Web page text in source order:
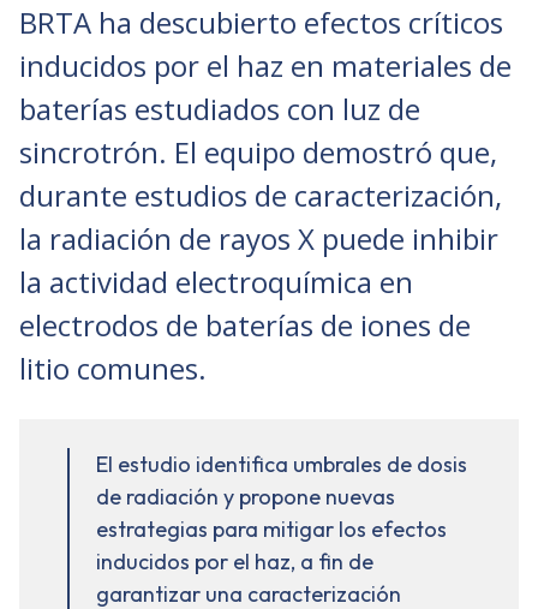
BRTA ha descubierto efectos críticos
inducidos por el haz en materiales de
baterías estudiados con luz de
sincrotrón. El equipo demostró que,
durante estudios de caracterización,
la radiación de rayos X puede inhibir
la actividad electroquímica en
electrodos de baterías de iones de
litio comunes.
El estudio identifica umbrales de dosis
de radiación y propone nuevas
estrategias para mitigar los efectos
inducidos por el haz, a fin de
garantizar una caracterización